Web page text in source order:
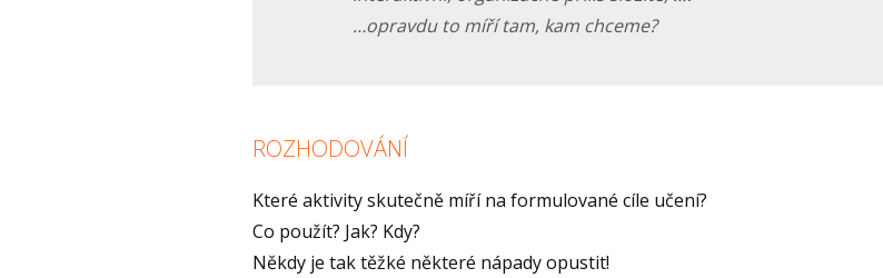
…opravdu to míří tam, kam chceme?
ROZHODOVÁNÍ
Které aktivity skutečně míří na formulované cíle učení?
Co použít? Jak? Kdy?
Někdy je tak těžké některé nápady opustit!